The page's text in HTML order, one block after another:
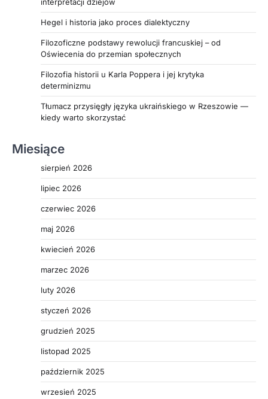
Hegel i historia jako proces dialektyczny
Filozoficzne podstawy rewolucji francuskiej – od
Oświecenia do przemian społecznych
Filozofia historii u Karla Poppera i jej krytyka
determinizmu
Tłumacz przysięgły języka ukraińskiego w Rzeszowie —
kiedy warto skorzystać
Miesiące
sierpień 2026
lipiec 2026
czerwiec 2026
maj 2026
kwiecień 2026
marzec 2026
luty 2026
styczeń 2026
grudzień 2025
listopad 2025
październik 2025
wrzesień 2025